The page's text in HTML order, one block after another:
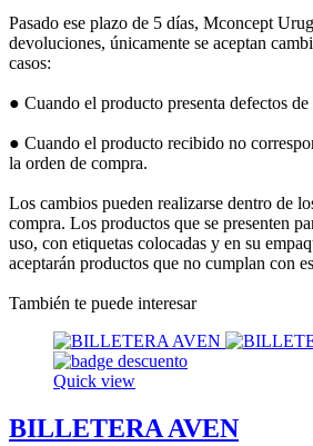
Pasado ese plazo de 5 días, Mconcept
devoluciones, únicamente se aceptan
casos:
● Cuando el producto presenta defectos
● Cuando el producto recibido no
la orden de compra.
Los cambios pueden realizarse dentro de
compra. Los productos que se presenten
uso, con etiquetas colocadas y en su
aceptarán productos que no cumplan con
También te puede interesar
Quick view
BILLETERA AVEN